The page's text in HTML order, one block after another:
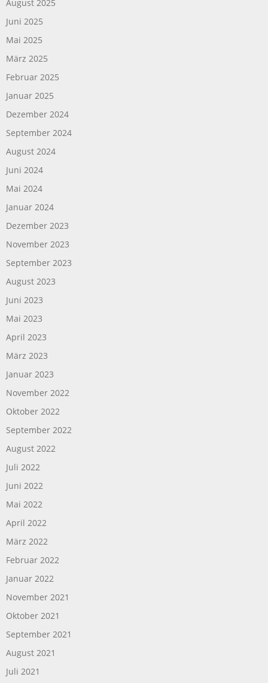
August 2025
Juni 2025
Mai 2025
März 2025
Februar 2025
Januar 2025
Dezember 2024
September 2024
August 2024
Juni 2024
Mai 2024
Januar 2024
Dezember 2023
November 2023
September 2023
August 2023
Juni 2023
Mai 2023
April 2023
März 2023
Januar 2023
November 2022
Oktober 2022
September 2022
August 2022
Juli 2022
Juni 2022
Mai 2022
April 2022
März 2022
Februar 2022
Januar 2022
November 2021
Oktober 2021
September 2021
August 2021
Juli 2021